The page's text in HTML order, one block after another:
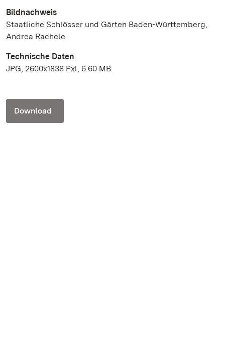
Bildnachweis
Staatliche Schlösser und Gärten Baden-Württemberg,
Andrea Rachele
Technische Daten
JPG, 2600x1838 Pxl, 6.60 MB
Download